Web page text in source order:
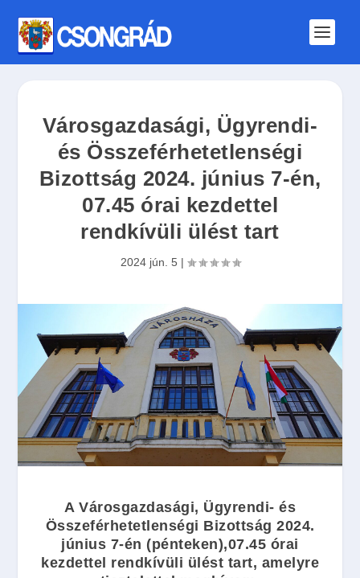
Városgazdasági, Ügyrendi-
és Összeférhetetlenségi
Bizottság 2024. június 7-én,
07.45 órai kezdettel
rendkívüli ülést tart
2024 jún. 5 |
A Városgazdasági, Ügyrendi- és
Összeférhetetlenségi Bizottság 2024.
június 7-én (pénteken),07.45 órai
kezdettel rendkívüli ülést tart, amelyre